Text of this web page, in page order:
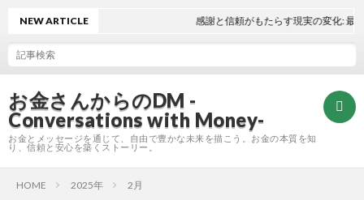
お金さんからのDM -
Conversations with Money-
お金とメッセージを通じて、自由で豊かな未来を描こう。お金の本質を知
り、信頼と安心を築くストーリー。
NEW ARTICLE 感謝と信頼がもたらす現実の変化: 最終
HOME 2025年 2月